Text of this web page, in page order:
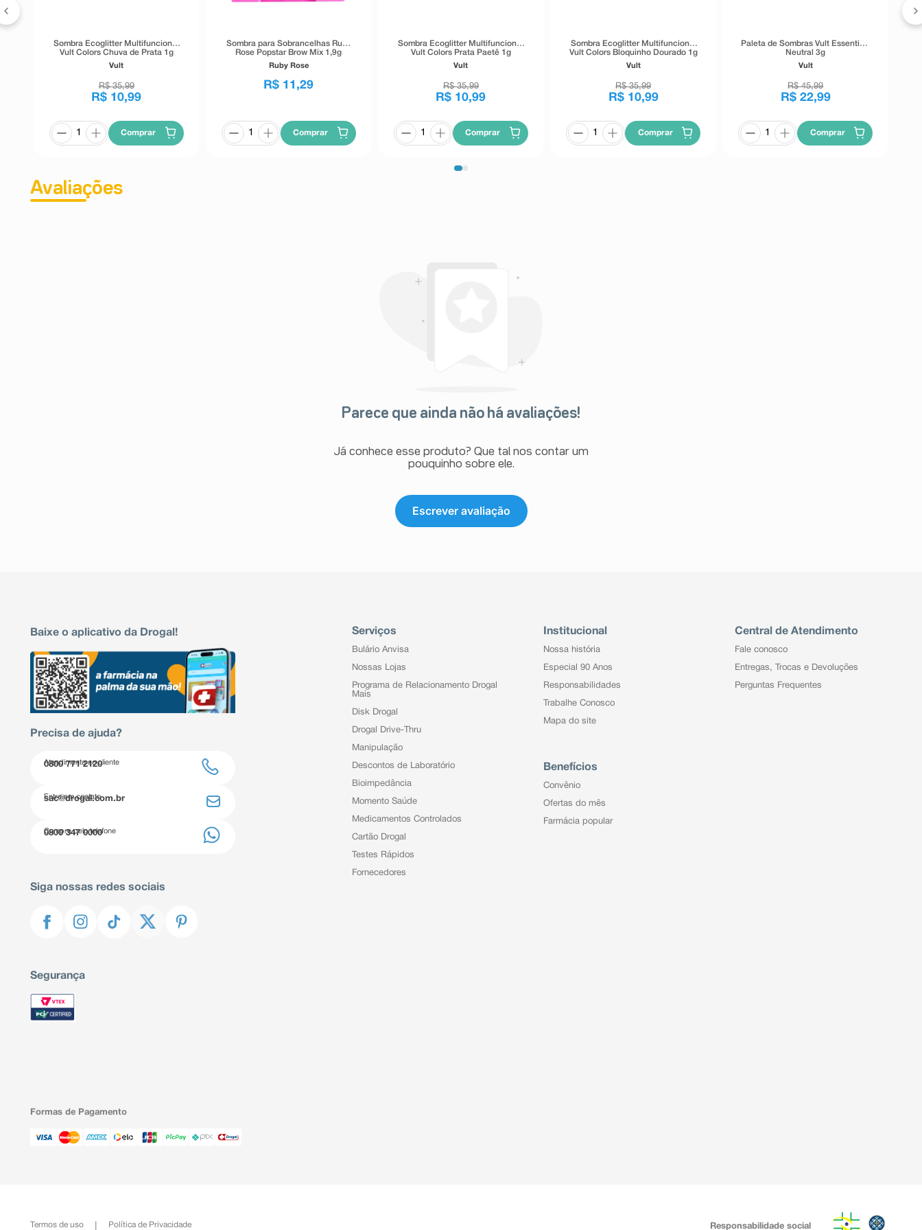
Sombra Ecoglitter Multifuncional
Vult Colors Chuva de Prata 1g
Vult
R$ 35,99
R$ 10,99
Comprar
Sombra para Sobrancelhas Ruby
Rose Popstar Brow Mix 1,9g
Ruby Rose
R$ 11 ,29
Comprar
Sombra Ecoglitter Multifuncional
Vult Colors Prata Paetê 1g
Vult
R$ 35,99
R$ 10,99
Comprar
Sombra Ecoglitter Multifuncional
Vult Colors Bloquinho Dourado 1g
Vult
R$ 35,99
R$ 10,99
Comprar
Paleta de Sombras Vult Essentials
Neutral 3g
Vult
R$ 45,99
R$ 22,99
Comprar
Avaliações
Parece que ainda não há avaliações!
Já conhece esse produto? Que tal nos contar um
pouquinho sobre ele.
Escrever avaliação
Baixe o aplicativo da Drogal!
Precisa de ajuda?
Atendimento ao cliente
0800 771 2120
Entre em contato
sac@drogal.com.br
Compre pelo telefone
0800 347 0000
Siga nossas redes sociais
Segurança
Serviços
Bulário Anvisa
Nossas Lojas
Programa de Relacionamento Drogal
Mais
Disk Drogal
Drogal Drive-Thru
Manipulação
Descontos de Laboratório
Bioimpedância
Momento Saúde
Medicamentos Controlados
Cartão Drogal
Testes Rápidos
Fornecedores
Institucional
Nossa história
Especial 90 Anos
Responsabilidades
Trabalhe Conosco
Mapa do site
Benefícios
Convênio
Ofertas do mês
Farmácia popular
Central de Atendimento
Fale conosco
Entregas, Trocas e Devoluções
Perguntas Frequentes
Formas de Pagamento
Termos de uso Política de Privacidade Responsabilidade social